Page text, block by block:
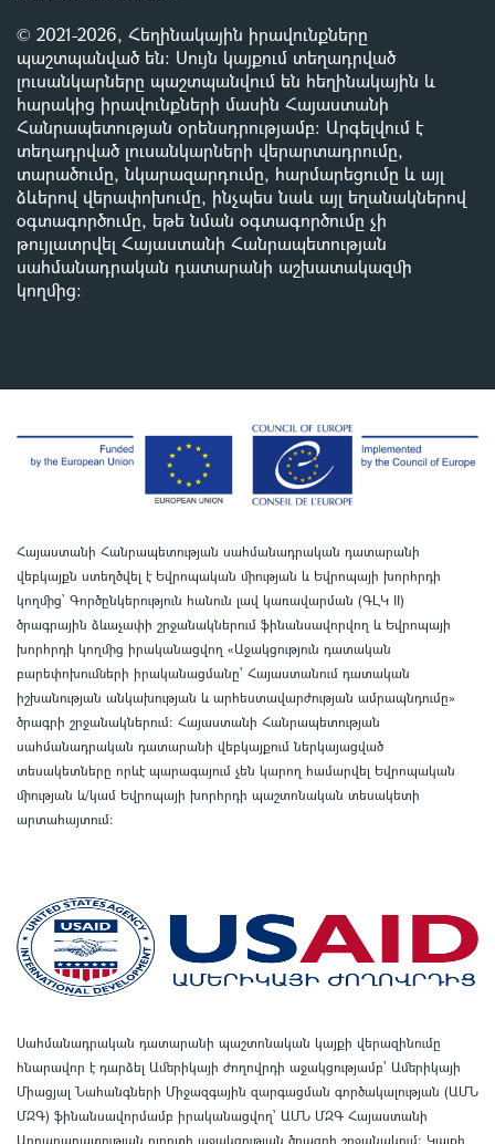
© 2021-2026, Հեղինակային իրավունքները
պաշտպանված են: Սույն կայքում տեղադրված
լուսանկարները պաշտպանվում են հեղինակային և
հարակից իրավունքների մասին Հայաստանի
Հանրապետության օրենսդրությամբ: Արգելվում է
տեղադրված լուսանկարների վերարտադրումը,
տարածումը, նկարազարդումը, հարմարեցումը և այլ
ձևերով վերափոխումը, ինչպես նաև այլ եղանակներով
օգտագործումը, եթե նման օգտագործումը չի
թույլատրվել Հայաստանի Հանրապետության
սահմանադրական դատարանի աշխատակազմի
կողմից:
Հայաստանի Հանրապետության սահմանադրական դատարանի
վեբկայքն ստեղծվել է Եվրոպական միության և Եվրոպայի խորհրդի
կողմից՝ Գործընկերություն հանուն լավ կառավարման (ԳԼԿ II)
ծրագրային ձևաչափի շրջանակներում ֆինանսավորվող և Եվրոպայի
խորհրդի կողմից իրականացվող «Աջակցություն դատական
բարեփոխումների իրականացմանը` Հայաստանում դատական
իշխանության անկախության և արհեստավարժության ամրապնդումը»
ծրագրի շրջանակներում: Հայաստանի Հանրապետության
սահմանադրական դատարանի վեբկայքում ներկայացված
տեսակետները որևէ պարագայում չեն կարող համարվել Եվրոպական
միության և/կամ Եվրոպայի խորհրդի պաշտոնական տեսակետի
արտահայտում:
Սահմանադրական դատարանի պաշտոնական կայքի վերազինումը
հնարավոր է դարձել Ամերիկայի ժողովրդի աջակցությամբ՝ Ամերիկայի
Միացյալ Նահանգների Միջազգային զարգացման գործակալության (ԱՄՆ
ՄԶԳ) ֆինանսավորմամբ իրականացվող՝ ԱՄՆ ՄԶԳ Հայաստանի
Արդարադատության ոլորտի աջակցության ծրագրի շրջանակում: Կայքի